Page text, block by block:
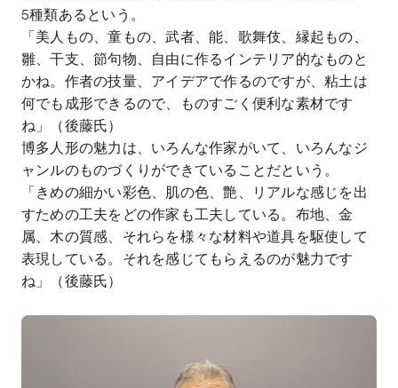
5種類あるという。
「美人もの、童もの、武者、能、歌舞伎、縁起もの、
雛、干支、節句物、自由に作るインテリア的なものと
かね。作者の技量、アイデアで作るのですが、粘土は
何でも成形できるので、ものすごく便利な素材です
ね」（後藤氏）
博多人形の魅力は、いろんな作家がいて、いろんなジ
ャンルのものづくりができていることだという。
「きめの細かい彩色、肌の色、艶、リアルな感じを出
すための工夫をどの作家も工夫している。布地、金
属、木の質感、それらを様々な材料や道具を駆使して
表現している。それを感じてもらえるのが魅力です
ね」（後藤氏）